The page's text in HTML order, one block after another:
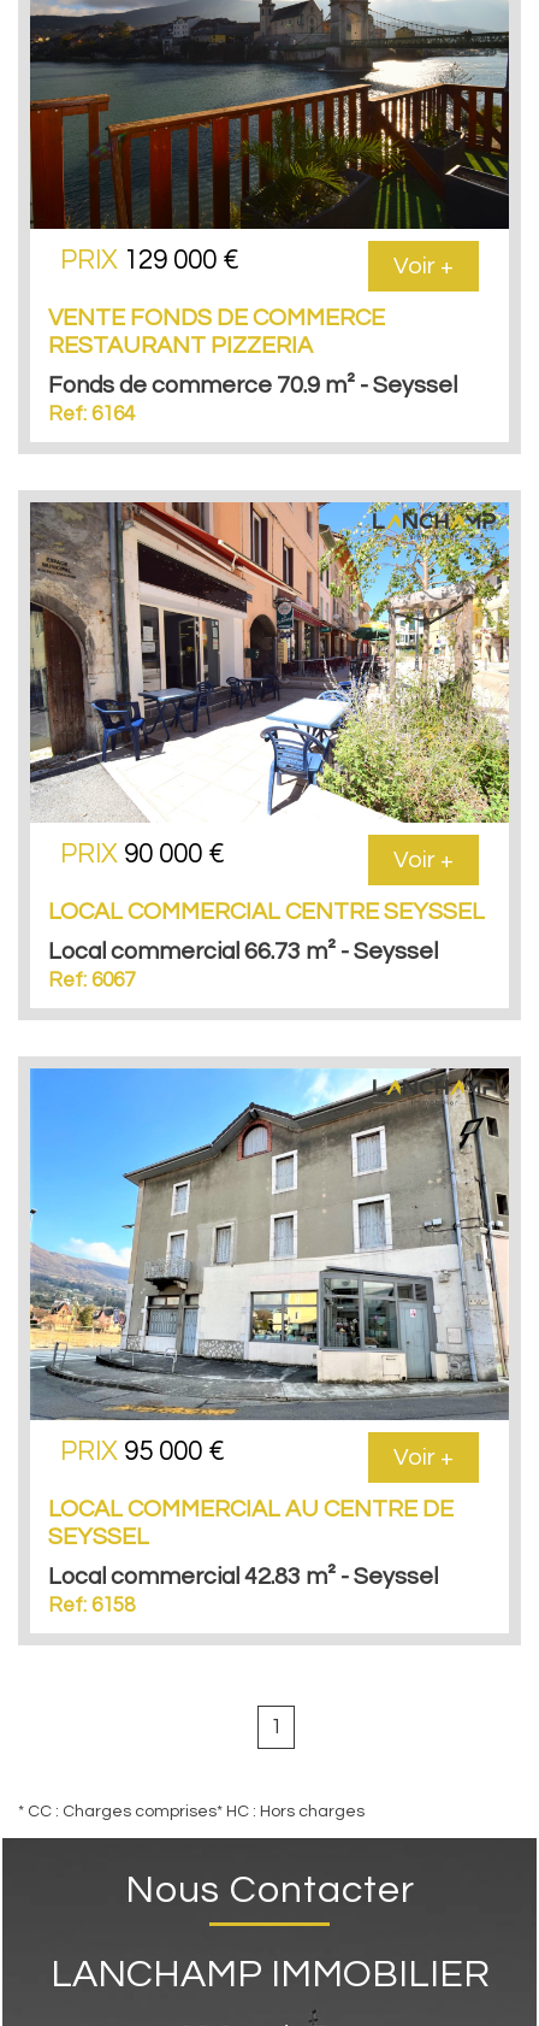
PRIX 129 000 € Voir +
VENTE FONDS DE COMMERCE
RESTAURANT PIZZERIA
Fonds de commerce 70.9 m² - Seyssel
Ref: 6164
PRIX 90 000 € Voir +
LOCAL COMMERCIAL CENTRE SEYSSEL
Local commercial 66.73 m² - Seyssel
Ref: 6067
PRIX 95 000 € Voir +
LOCAL COMMERCIAL AU CENTRE DE
SEYSSEL
Local commercial 42.83 m² - Seyssel
Ref: 6158
1
* CC : Charges comprises* HC : Hors charges
Nous Contacter
LANCHAMP IMMOBILIER